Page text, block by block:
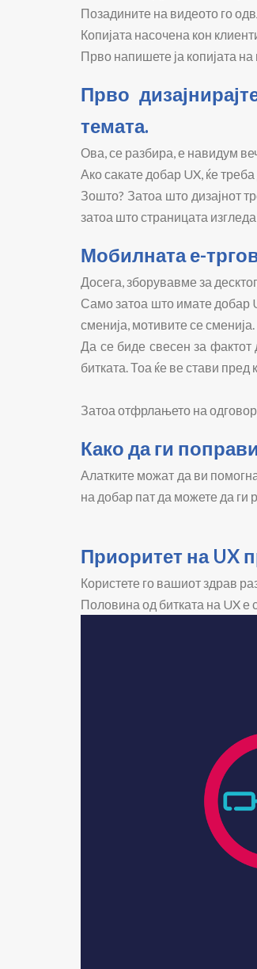
Позадините на видеото го
Копијата насочена кон
Прво напишете ја копијата
Прво
темата.
Ова, се разбира, е навидум
Ако сакате добар UX, ќе
Зошто? Затоа што дизајнот
затоа што страницата
Мобилната е-
Досега, зборувавме за
Само затоа што имате добар
сменија, мотивите се сменија.
Да се биде свесен за фактот
битката. Тоа ќе ве стави пред
Затоа отфрлањето на
Како да ги
Алатките можат да ви
на добар пат да можете да ги
Приоритет на UX
Користете го вашиот здрав
Половина од битката на UX е